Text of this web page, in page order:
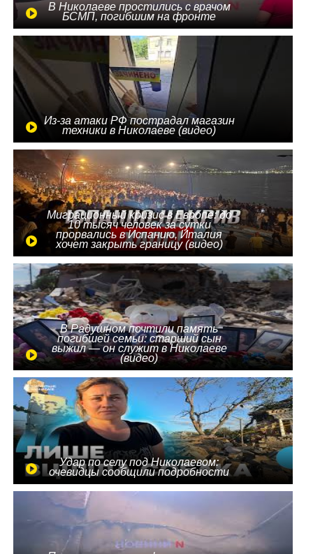
В Николаеве простились с врачом
БСМП, погибшим на фронте
Из-за атаки РФ пострадал магазин
техники в Николаеве (видео)
Миграционный кризис в Европе: до
10 тысяч человек за сутки
прорвались в Испанию, Италия
хочет закрыть границу (видео)
В Радушном почтили память
погибшей семьи: старший сын
выжил — он служит в Николаеве
(видео)
Удар по селу под Николаевом:
очевидцы сообщили подробности